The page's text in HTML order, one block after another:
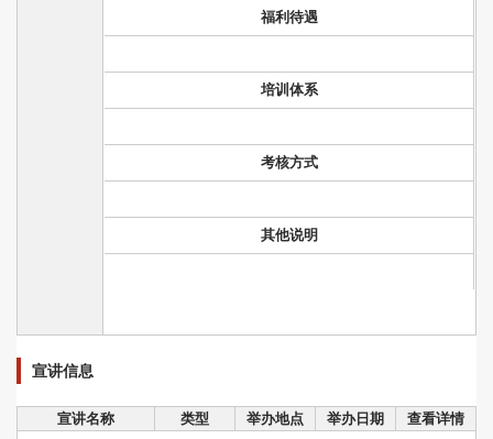
福利待遇
培训体系
考核方式
其他说明
宣讲信息
宣讲名称 类型 举办地点 举办日期
查看详情